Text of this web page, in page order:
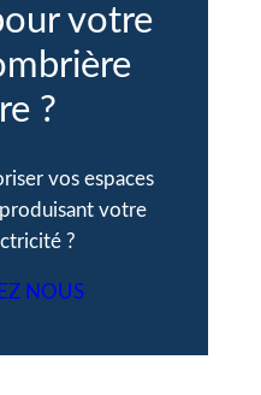
votre
?
vos espaces
votre
?
NOUS